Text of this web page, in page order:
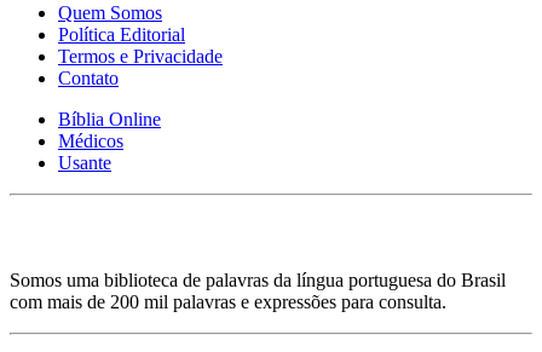
Quem Somos
Política Editorial
Termos e Privacidade
Contato
Bíblia Online
Médicos
Usante
Somos uma biblioteca de palavras da língua portuguesa do Brasil
com mais de 200 mil palavras e expressões para consulta.